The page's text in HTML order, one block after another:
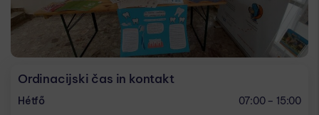
Ordinacijski čas in kontakt
Hétfő
07:00 – 15:00